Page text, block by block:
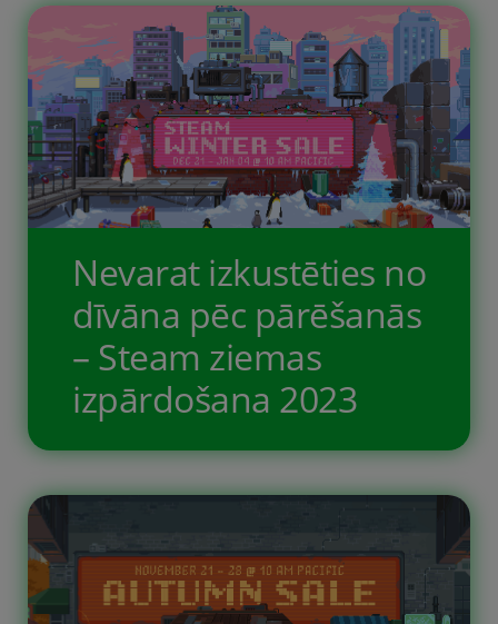
Nevarat izkustēties no
dīvāna pēc pārēšanās
– Steam ziemas
izpārdošana 2023
Viena izpārdošana knapi garām.
Nākošā jau klāt, bet ar lielāku
vērienu un lielākām atlaidēm. Steam